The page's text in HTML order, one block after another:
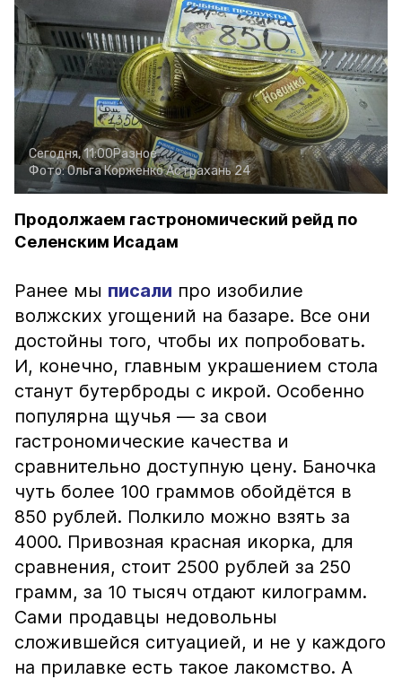
Сегодня, 11:00Разное
Фото:Ольга КорженкоАстрахань 24
Продолжаем гастрономический рейд по
Селенским Исадам
Ранее мы писали про изобилие
волжских угощений на базаре. Все они
достойны того, чтобы их попробовать.
И, конечно, главным украшением стола
станут бутерброды с икрой. Особенно
популярна щучья — за свои
гастрономические качества и
сравнительно доступную цену. Баночка
чуть более 100 граммов обойдётся в
850 рублей. Полкило можно взять за
4000. Привозная красная икорка, для
сравнения, стоит 2500 рублей за 250
грамм, за 10 тысяч отдают килограмм.
Сами продавцы недовольны
сложившейся ситуацией, и не у каждого
на прилавке есть такое лакомство. А